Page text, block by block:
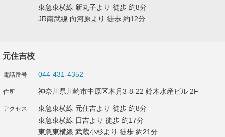
東急東横線 新丸子より 徒歩 約8分
JR南武線 向河原より 徒歩 約12分
元住吉校
044-431-4352
神奈川県川崎市中原区木月3-8-22 鈴木水産ビル 2F
東急東横線 元住吉より 徒歩 約8分
東急東横線 日吉より 徒歩 約17分
東急東横線 武蔵小杉より 徒歩 約21分